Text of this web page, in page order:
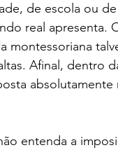
de escola ou
real apresenta.
montessoriana
Afinal, dentro
entenda a